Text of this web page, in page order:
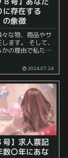
に存在する
の象徴
な物、商品やサ
。 そして、
の理由で私たち
いうのはもちろ
その中の一
2024.07.24
号】求人票記
数〇年にあな